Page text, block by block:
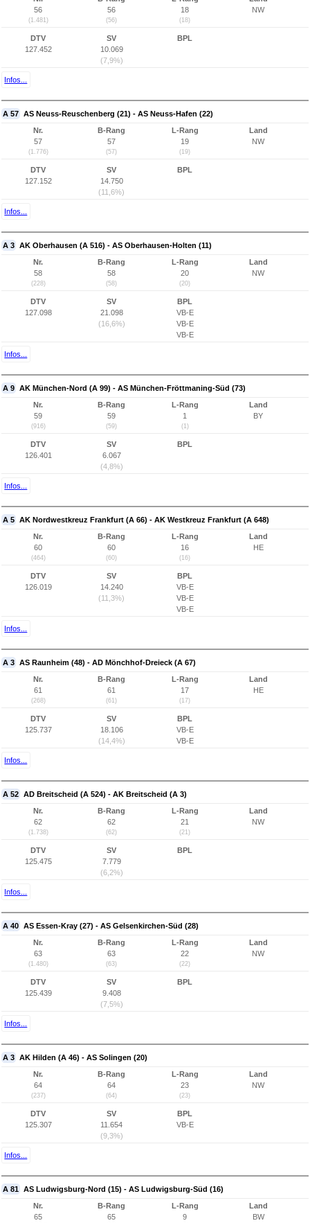
56
(1.481)
56
(56)
18
(18)
NW
DTV
127.452
SV
10.069
(7,9%)
BPL
Infos...
A 57 AS Neuss-Reuschenberg (21) - AS Neuss-Hafen (22)
Nr.
57
(1.776)
B-Rang
57
(57)
L-Rang
19
(19)
Land
NW
DTV
127.152
SV
14.750
(11,6%)
BPL
Infos...
A 3 AK Oberhausen (A 516) - AS Oberhausen-Holten (11)
Nr.
58
(228)
B-Rang
58
(58)
L-Rang
20
(20)
Land
NW
DTV
127.098
SV
21.098
(16,6%)
BPL
VB-E
VB-E
VB-E
Infos...
A 9 AK München-Nord (A 99) - AS München-Fröttmaning-Süd (73)
Nr.
59
(916)
B-Rang
59
(59)
L-Rang
1
(1)
Land
BY
DTV
126.401
SV
6.067
(4,8%)
BPL
Infos...
A 5 AK Nordwestkreuz Frankfurt (A 66) - AK Westkreuz Frankfurt (A 648)
Nr.
60
(464)
B-Rang
60
(60)
L-Rang
16
(16)
Land
HE
DTV
126.019
SV
14.240
(11,3%)
BPL
VB-E
VB-E
VB-E
Infos...
A 3 AS Raunheim (48) - AD Mönchhof-Dreieck (A 67)
Nr.
61
(268)
B-Rang
61
(61)
L-Rang
17
(17)
Land
HE
DTV
125.737
SV
18.106
(14,4%)
BPL
VB-E
VB-E
Infos...
A 52 AD Breitscheid (A 524) - AK Breitscheid (A 3)
Nr.
62
(1.738)
B-Rang
62
(62)
L-Rang
21
(21)
Land
NW
DTV
125.475
SV
7.779
(6,2%)
BPL
Infos...
A 40 AS Essen-Kray (27) - AS Gelsenkirchen-Süd (28)
Nr.
63
(1.480)
B-Rang
63
(63)
L-Rang
22
(22)
Land
NW
DTV
125.439
SV
9.408
(7,5%)
BPL
Infos...
A 3 AK Hilden (A 46) - AS Solingen (20)
Nr.
64
(237)
B-Rang
64
(64)
L-Rang
23
(23)
Land
NW
DTV
125.307
SV
11.654
(9,3%)
BPL
VB-E
Infos...
A 81 AS Ludwigsburg-Nord (15) - AS Ludwigsburg-Süd (16)
Nr.
65
B-Rang
65
L-Rang
9
Land
BW